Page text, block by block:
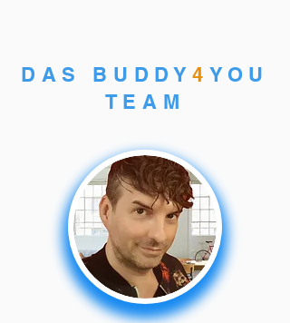
DAS BUDDY4YOU
TEAM